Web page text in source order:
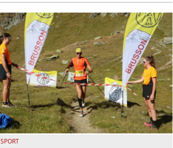
SPORT